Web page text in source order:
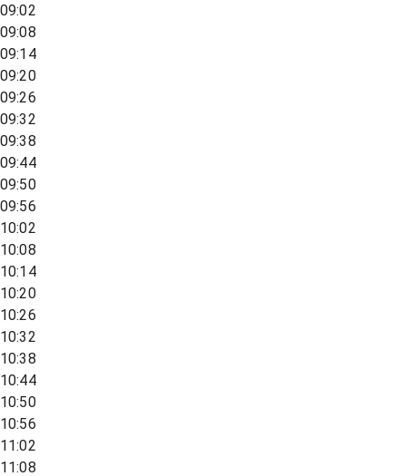
09:02
09:08
09:14
09:20
09:26
09:32
09:38
09:44
09:50
09:56
10:02
10:08
10:14
10:20
10:26
10:32
10:38
10:44
10:50
10:56
11:02
11:08